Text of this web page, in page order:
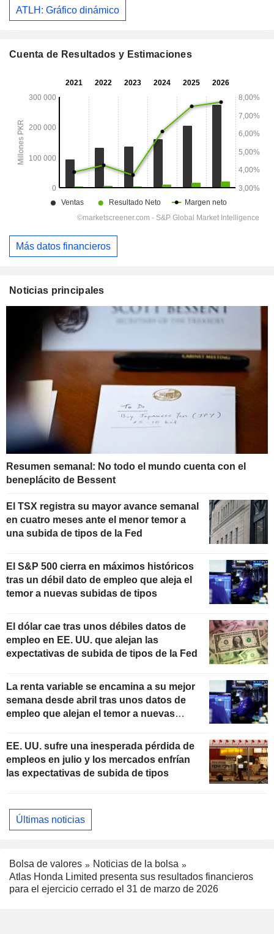
ATLH: Gráfico dinámico
Cuenta de Resultados y Estimaciones
Más datos financieros
Noticias principales
Resumen semanal: No todo el mundo cuenta con el
beneplácito de Bessent
El TSX registra su mayor avance semanal
en cuatro meses ante el menor temor a
una subida de tipos de la Fed
El S&P 500 cierra en máximos históricos
tras un débil dato de empleo que aleja el
temor a nuevas subidas de tipos
El dólar cae tras unos débiles datos de
empleo en EE. UU. que alejan las
expectativas de subida de tipos de la Fed
La renta variable se encamina a su mejor
semana desde abril tras unos datos de
empleo que alejan el temor a nuevas
EE. UU. sufre una inesperada pérdida de
empleos en julio y los mercados enfrían
las expectativas de subida de tipos
Últimas noticias
Bolsa de valores
Noticias de la bolsa
Atlas Honda Limited presenta sus resultados financieros
para el ejercicio cerrado el 31 de marzo de 2026